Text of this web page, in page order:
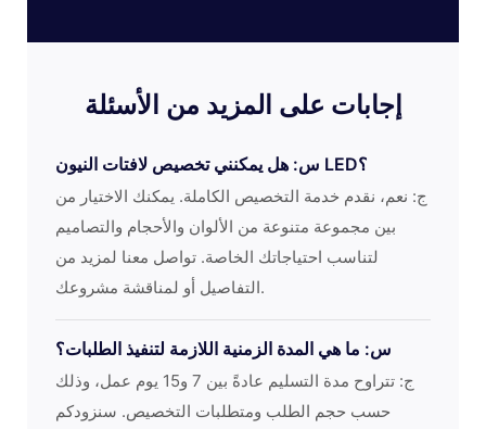
إجابات على المزيد من الأسئلة
س: هل يمكنني تخصيص لافتات النيون LED؟
ج: نعم، نقدم خدمة التخصيص الكاملة. يمكنك الاختيار من
بين مجموعة متنوعة من الألوان والأحجام والتصاميم
لتناسب احتياجاتك الخاصة. تواصل معنا لمزيد من
التفاصيل أو لمناقشة مشروعك.
س: ما هي المدة الزمنية اللازمة لتنفيذ الطلبات؟
ج: تتراوح مدة التسليم عادةً بين 7 و15 يوم عمل، وذلك
حسب حجم الطلب ومتطلبات التخصيص. سنزودكم